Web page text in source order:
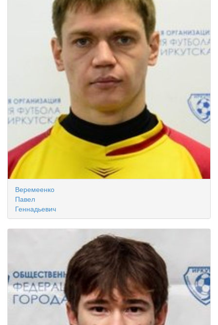
Веремеенко
Павел
Геннадьевич